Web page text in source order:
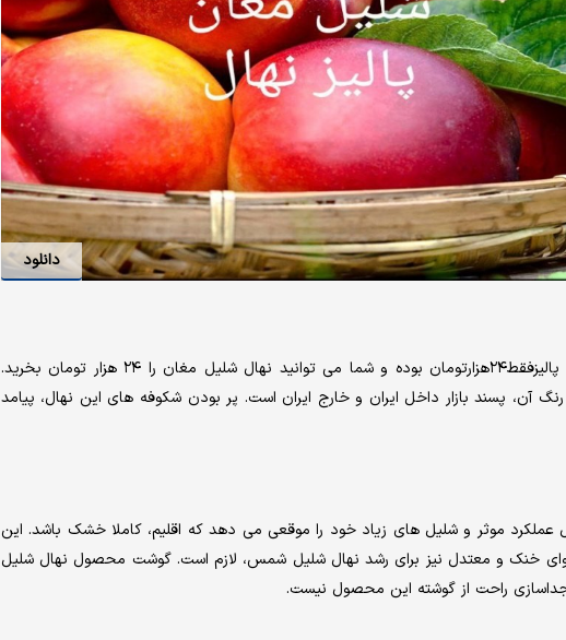
دانلود
فقط تا چندروزدیگر؛نهال های باکیفیت میوه وبادام پالیزفقط۲۴هزارتومان بوده و شما می توانید نهال شلیل مغان را ۲۴ هزار تومان بخرید.
پسند بازار داخل ایران و خارج ایران است. پر بودن شکوفه های این نهال، پیامد
موثر و شلیل های زیاد خود را موقعی می دهد که اقلیم، کاملا خشک باشد. این
خنک و معتدل نیز برای رشد نهال شلیل شمس، لازم است. گوشت محصول نهال شلیل
راحت از گوشته این محصول نیست.